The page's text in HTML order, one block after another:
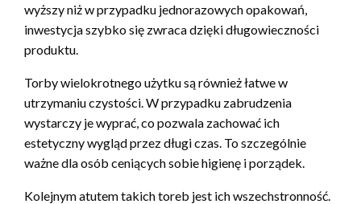
wyższy niż w przypadku jednorazowych opakowań,
inwestycja szybko się zwraca dzięki długowieczności
produktu.
Torby wielokrotnego użytku są również łatwe w
utrzymaniu czystości. W przypadku zabrudzenia
wystarczy je wyprać, co pozwala zachować ich
estetyczny wygląd przez długi czas. To szczególnie
ważne dla osób ceniących sobie higienę i porządek.
Kolejnym atutem takich toreb jest ich wszechstronność.